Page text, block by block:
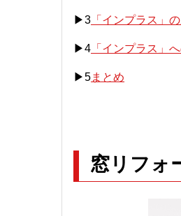
▶3 「インプラス」
▶4 「インプラス」
▶5まとめ
窓リフォ